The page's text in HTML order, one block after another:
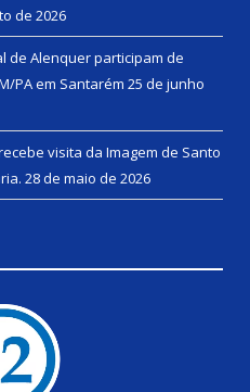
de 2026
de Alenquer participam de
PA em Santarém 25 de junho
visita da Imagem de Santo
28 de maio de 2026